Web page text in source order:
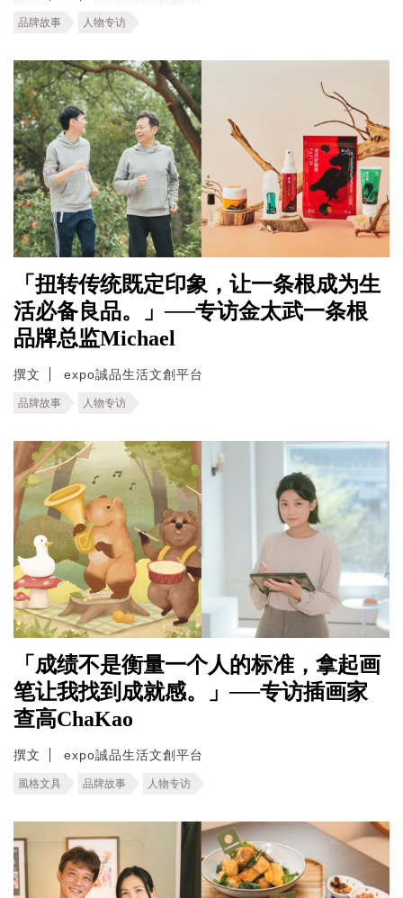
品牌故事 人物专访
「扭转传统既定印象，让一条根成为生
活必备良品。」──专访金太武一条根
品牌总监Michael
撰文 expo誠品生活文創平台
品牌故事 人物专访
「成绩不是衡量一个人的标准，拿起画
笔让我找到成就感。」──专访插画家
查高ChaKao
撰文 expo誠品生活文創平台
風格文具 品牌故事 人物专访